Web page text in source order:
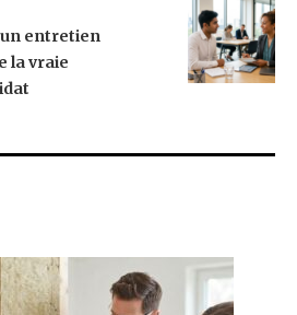
entretien
la vraie